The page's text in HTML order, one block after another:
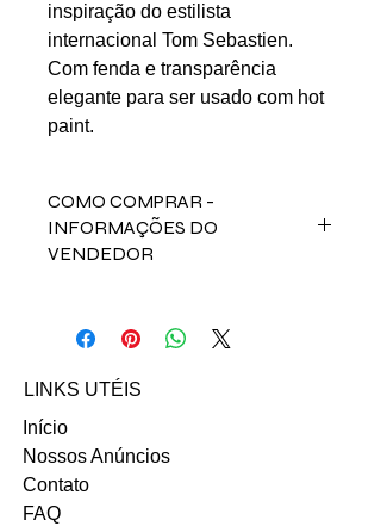
inspiração do estilista
internacional Tom Sebastien.
Com fenda e transparência
elegante para ser usado com hot
paint.
COMO COMPRAR -
INFORMAÇÕES DO
VENDEDOR
Freitas no contato abaixo:
Email: daia.dmf@hotmail.com
INSTAGRAM
LINKS UTÉIS
Início
Nossos Anúncios
Contato
FAQ